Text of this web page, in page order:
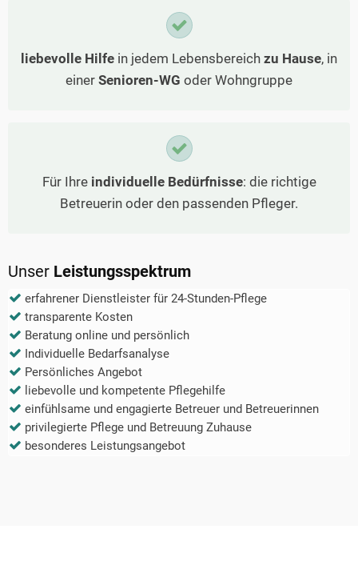
liebevolle Hilfe in jedem Lebensbereich zu Hause, in
einer Senioren-WG oder Wohngruppe
Für Ihre individuelle Bedürfnisse: die richtige
Betreuerin oder den passenden Pfleger.
Unser Leistungsspektrum
erfahrener Dienstleister für 24-Stunden-Pflege
transparente Kosten
Beratung online und persönlich
Individuelle Bedarfsanalyse
Persönliches Angebot
liebevolle und kompetente Pflegehilfe
einfühlsame und engagierte Betreuer und Betreuerinnen
privilegierte Pflege und Betreuung Zuhause
besonderes Leistungsangebot